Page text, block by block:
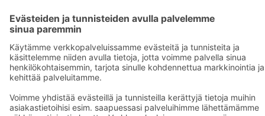
S-ostoslista -sovellus
Prisma.fi
Sokos.fi
S-Pankki
Yhteishyvä
Raflaamo